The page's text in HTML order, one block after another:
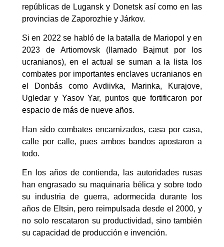
repúblicas de Lugansk y Donetsk así como en las
provincias de Zaporozhie y Járkov.
Si en 2022 se habló de la batalla de Mariopol y en
2023 de Artiomovsk (llamado Bajmut por los
ucranianos), en el actual se suman a la lista los
combates por importantes enclaves ucranianos en
el Donbás como Avdiivka, Marinka, Kurajove,
Ugledar y Yasov Yar, puntos que fortificaron por
espacio de más de nueve años.
Han sido combates encarnizados, casa por casa,
calle por calle, pues ambos bandos apostaron a
todo.
En los años de contienda, las autoridades rusas
han engrasado su maquinaria bélica y sobre todo
su industria de guerra, adormecida durante los
años de Eltsin, pero reimpulsada desde el 2000, y
no solo rescataron su productividad, sino también
su capacidad de producción e invención.